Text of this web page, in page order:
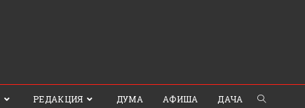
РЕДАКЦИЯ ДУМА АФИША ДАЧА